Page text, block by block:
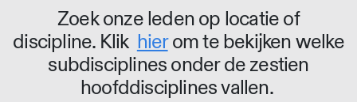
Zoek onze leden op locatie of
discipline. Klik hierom te bekijken welke
subdisciplines onder de zestien
hoofddisciplines vallen.